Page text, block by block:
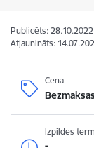
Publicēts:
Atjaunināts:
Cena
Izpildes
-